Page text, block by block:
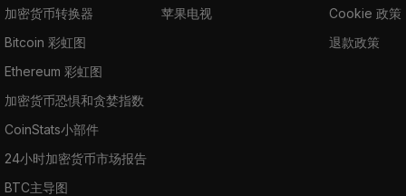
加密货币转换器
Bitcoin 彩虹图
Ethereum 彩虹图
加密货币恐惧和贪婪指数
CoinStats小部件
24小时加密货币市场报告
BTC主导图
苹果电视
Cookie 政策
退款政策